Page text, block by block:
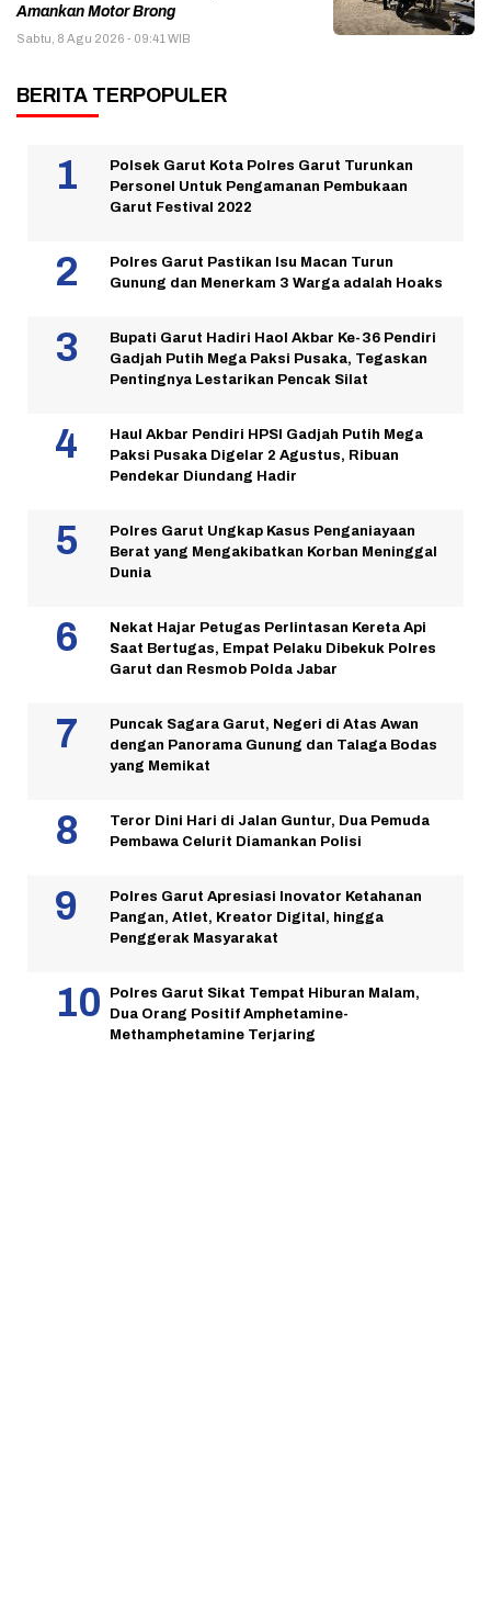
Amankan Motor Brong
Sabtu, 8 Agu 2026 - 09:41 WIB
BERITA TERPOPULER
Polsek Garut Kota Polres Garut Turunkan
Personel Untuk Pengamanan Pembukaan
Garut Festival 2022
Polres Garut Pastikan Isu Macan Turun
Gunung dan Menerkam 3 Warga adalah Hoaks
Bupati Garut Hadiri Haol Akbar Ke-36 Pendiri
Gadjah Putih Mega Paksi Pusaka, Tegaskan
Pentingnya Lestarikan Pencak Silat
Haul Akbar Pendiri HPSI Gadjah Putih Mega
Paksi Pusaka Digelar 2 Agustus, Ribuan
Pendekar Diundang Hadir
Polres Garut Ungkap Kasus Penganiayaan
Berat yang Mengakibatkan Korban Meninggal
Dunia
Nekat Hajar Petugas Perlintasan Kereta Api
Saat Bertugas, Empat Pelaku Dibekuk Polres
Garut dan Resmob Polda Jabar
Puncak Sagara Garut, Negeri di Atas Awan
dengan Panorama Gunung dan Talaga Bodas
yang Memikat
Teror Dini Hari di Jalan Guntur, Dua Pemuda
Pembawa Celurit Diamankan Polisi
Polres Garut Apresiasi Inovator Ketahanan
Pangan, Atlet, Kreator Digital, hingga
Penggerak Masyarakat
Polres Garut Sikat Tempat Hiburan Malam,
Dua Orang Positif Amphetamine-
Methamphetamine Terjaring